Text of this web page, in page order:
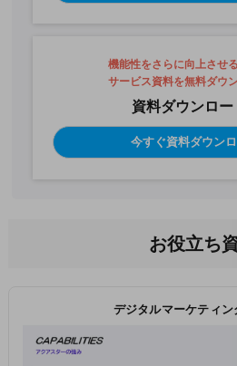
機能性をさらに向上させ
サービス資料を無料ダウ
資料ダウンロー
今すぐ資料ダウン
お役立ち
デジタルマーケティン